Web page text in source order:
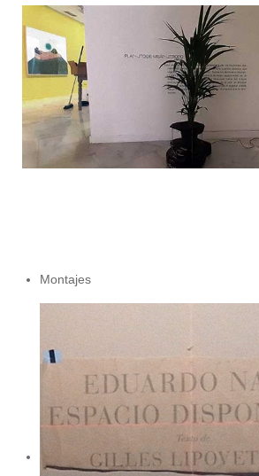
Montajes